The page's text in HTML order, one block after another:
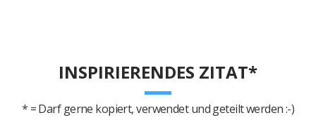
INSPIRIERENDES ZITAT*
* = Darf gerne kopiert, verwendet und geteilt werden :-)